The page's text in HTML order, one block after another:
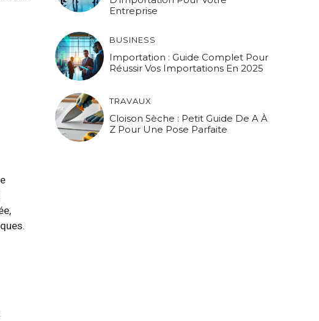
Entreprise
BUSINESS
Importation : Guide Complet Pour
Réussir Vos Importations En 2025
TRAVAUX
Cloison Sèche : Petit Guide De A À
Z Pour Une Pose Parfaite